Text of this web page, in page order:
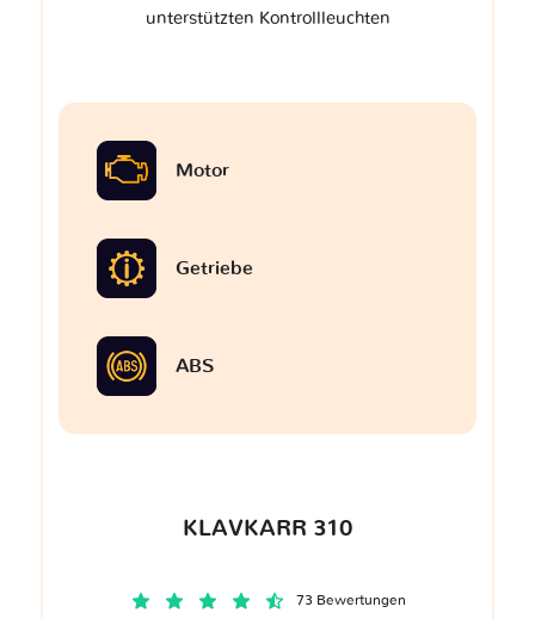
unterstützten Kontrollleuchten
Motor
Getriebe
ABS
KLAVKARR 310
73 Bewertungen